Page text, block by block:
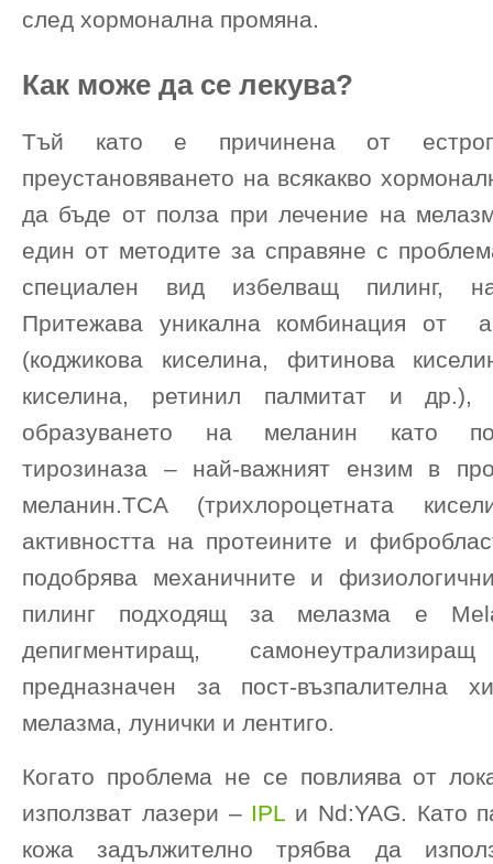
след хормонална промяна.
Как може да се лекува?
Тъй като е причинена от
преустановяването на всякакво
да бъде от полза при лечение на
един от методите за справяне с
специален вид избелващ пилинг,
Притежава уникална комбинация от
(коджикова киселина, фитинова
киселина, ретинил палмитат и др.),
образуването на меланин като
тирозиназа – най-важният ензим в
меланин.TCA (трихлороцетната
активността на протеините и
подобрява механичните и
пилинг подходящ за мелазма е
депигментиращ,
предназначен за пост-възпалителна
мелазма, лунички и лентиго.
Когато проблема не се повлиява от
използват лазери – IPL и Nd:YAG. Като
кожа задължително трябва да